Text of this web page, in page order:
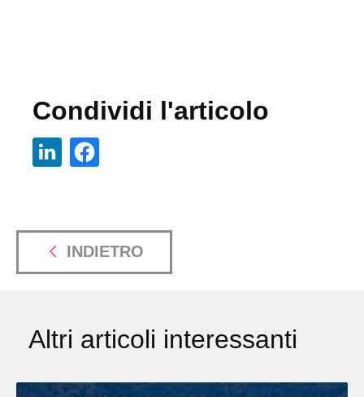
Condividi l'articolo
INDIETRO
Altri articoli interessanti